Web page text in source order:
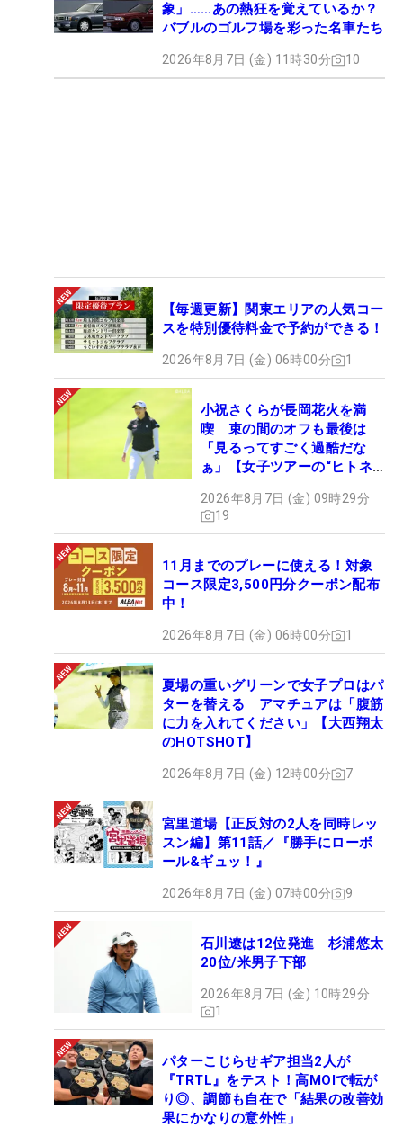
象」……あの熱狂を覚えているか？
バブルのゴルフ場を彩った名車たち
2026年8月7日 (金) 11時30分 10
【毎週更新】関東エリアの人気コー
スを特別優待料金で予約ができる！
2026年8月7日 (金) 06時00分 1
小祝さくらが長岡花火を満
喫 束の間のオフも最後は
「見るってすごく過酷だな
ぁ」【女子ツアーの“ヒトネ
2026年8月7日 (金) 09時29分
19
11月までのプレーに使える！対象
コース限定3,500円分クーポン配布
中！
2026年8月7日 (金) 06時00分 1
夏場の重いグリーンで女子プロはパ
ターを替える アマチュアは「腹筋
に力を入れてください」【大西翔太
のHOTSHOT】
2026年8月7日 (金) 12時00分 7
宮里道場【正反対の2人を同時レッ
スン編】第11話／『勝手にローボ
ール&ギュッ！』
2026年8月7日 (金) 07時00分 9
石川遼は12位発進 杉浦悠太
20位/米男子下部
2026年8月7日 (金) 10時29分
1
パターこじらせギア担当2人が
『TRTL』をテスト！高MOIで転が
り◎、調節も自在で「結果の改善効
果にかなりの意外性」